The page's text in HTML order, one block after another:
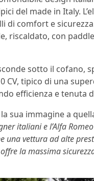
del made in Italy.
di comfort e
riscaldato, con
sotto il cofano,
tipico di una
efficienza e tenuta
sua immagine a
italiani e l’Alfa
una vettura ad alte
la massima